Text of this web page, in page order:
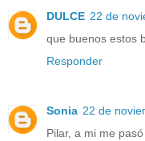
DULCE 22 de
que buenos estos
Responder
Sonia 22 de
Pilar, a mi me